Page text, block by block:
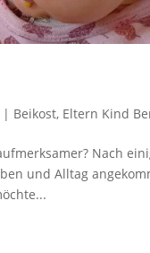
| Beikost, Eltern Kind
Nach
und Alltag